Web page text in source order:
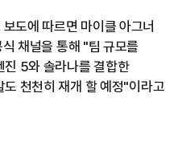
도에 따르면 마이클 아그너
채널을 통해 "팀 규모를
5와 솔라나를 결합한
천천히 재개 할 예정"이라고